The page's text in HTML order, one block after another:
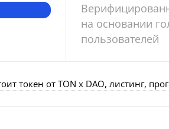
на основании
пользователей
токен от TON x DAO, листинг,